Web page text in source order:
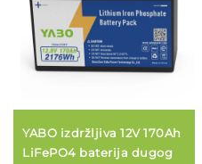
YABO izdržljiva 12V 170Ah
LiFePO4 baterija dugog